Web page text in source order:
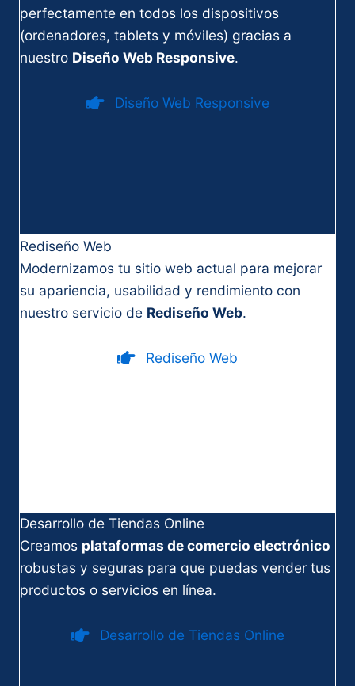
perfectamente en todos los dispositivos
(ordenadores, tablets y móviles) gracias a
nuestro Diseño Web Responsive.
Diseño Web Responsive
Rediseño Web
Modernizamos tu sitio web actual para mejorar
su apariencia, usabilidad y rendimiento con
nuestro servicio de Rediseño Web.
Rediseño Web
Desarrollo de Tiendas Online
Creamos plataformas de comercio electrónico
robustas y seguras para que puedas vender tus
productos o servicios en línea.
Desarrollo de Tiendas Online